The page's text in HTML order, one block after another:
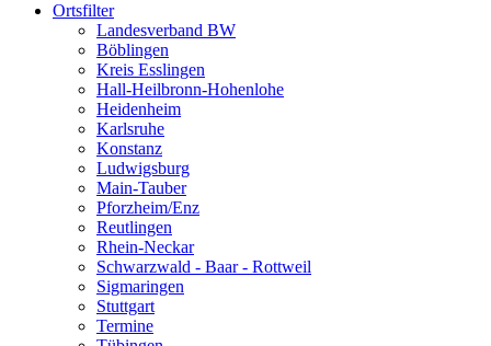
Ortsfilter
Landesverband BW
Böblingen
Kreis Esslingen
Hall-Heilbronn-Hohenlohe
Heidenheim
Karlsruhe
Konstanz
Ludwigsburg
Main-Tauber
Pforzheim/Enz
Reutlingen
Rhein-Neckar
Schwarzwald - Baar - Rottweil
Sigmaringen
Stuttgart
Termine